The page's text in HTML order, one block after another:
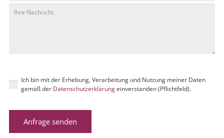
Bitte lasse dieses Feld leer.
Ich bin mit der Erhebung, Verarbeitung und Nutzung meiner Daten
gemäß der Datenschutzerklärungeinverstanden (Pflichtfeld).